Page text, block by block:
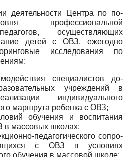
деятельности Центра по по­
профессиональной
осуществляющих
детей с ОВЗ, ежегодно
исследования по
специалистов до­
учреждений в
индивидуального
марш­рута ребенка с ОВЗ;
обучения и воспитания
в массовых школах;
педагогического сопро­
с ОВЗ в условиях
обучения в массовой школе;